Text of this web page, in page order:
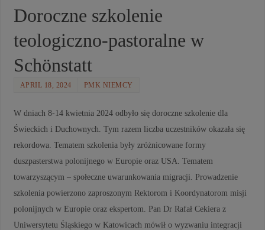
Doroczne szkolenie
teologiczno-pastoralne w
Schönstatt
APRIL 18, 2024 PMK NIEMCY
W dniach 8-14 kwietnia 2024 odbyło się doroczne szkolenie dla
Świeckich i Duchownych. Tym razem liczba uczestników okazała się
rekordowa. Tematem szkolenia były zróżnicowane formy
duszpasterstwa polonijnego w Europie oraz USA. Tematem
towarzyszącym – społeczne uwarunkowania migracji. Prowadzenie
szkolenia powierzono zaproszonym Rektorom i Koordynatorom misji
polonijnych w Europie oraz ekspertom. Pan Dr Rafał Cekiera z
Uniwersytetu Śląskiego w Katowicach mówił o wyzwaniu integracji